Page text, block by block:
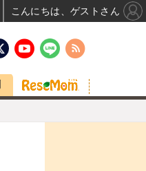
こんにちは、ゲストさん